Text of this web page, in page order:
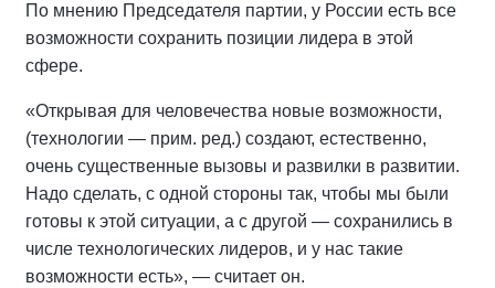
По мнению Председателя партии, у России есть все
возможности сохранить позиции лидера в этой
сфере.
«Открывая для человечества новые возможности,
(технологии — прим. ред.) создают, естественно,
очень существенные вызовы и развилки в развитии.
Надо сделать, с одной стороны так, чтобы мы были
готовы к этой ситуации, а с другой — сохранились в
числе технологических лидеров, и у нас такие
возможности есть», — считает он.